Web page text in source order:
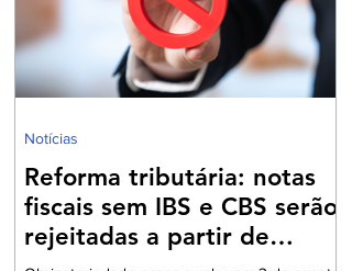
Reforma tributária: notas
fiscais sem IBS e CBS serão
rejeitadas a partir de
Notícias